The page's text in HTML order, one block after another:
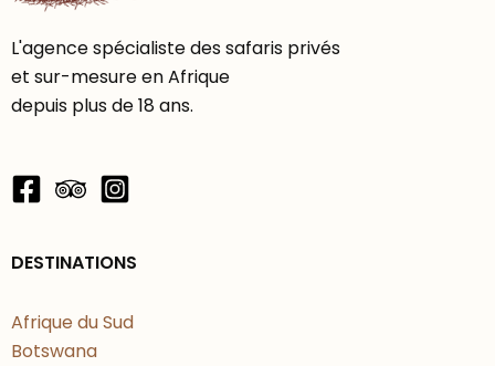
Safari à l’aube, lorsque les animaux sont
encore actifs.
Retour au camp pour le petit déjeuner.
paysages de “Out of Africa”.
Vous souhaitez rendre ce séjour
encore plus magique ?
L'agence spécialiste des safaris privés
et sur-mesure en Afrique
depuis plus de 18 ans.
DESTINATIONS
Afrique du Sud
Botswana